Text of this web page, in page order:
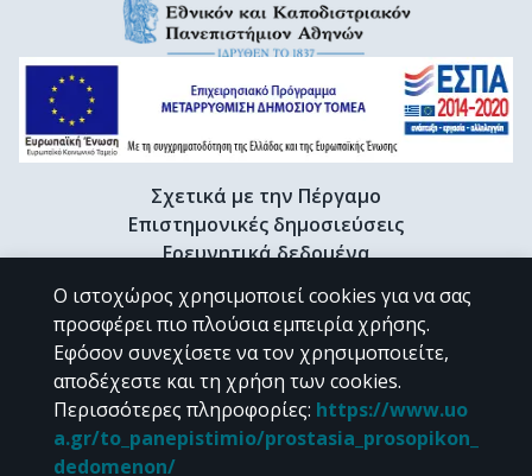
Σχετικά με την Πέργαμο
Επιστημονικές δημοσιεύσεις
Ερευνητικά δεδομένα
Διδακτορικές διατριβές & Γκρίζα βιβλιογραφία
Προφίλ Ερευνητή
CC BY-NC 4.0
Εκτός αν αναφέρεται διαφορετικά, το υλικό της "Περγάμου" διατίθεται
Ο ιστοχώρος χρησιμοποιεί cookies για να σας
προσφέρει πιο πλούσια εμπειρία χρήσης.
Εφόσον συνεχίσετε να τον χρησιμοποιείτε,
αποδέχεστε και τη χρήση των cookies.
Περισσότερες πληροφορίες: https://www.uo
a.gr/to_panepistimio/prostasia_prosopikon_
dedomenon/